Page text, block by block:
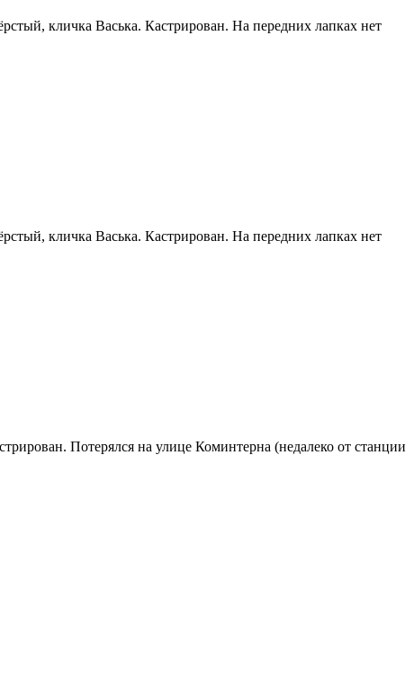
кличка Васька. Кастрирован. На передних лапках нет
кличка Васька. Кастрирован. На передних лапках нет
Потерялся на улице Коминтерна (недалеко от станции